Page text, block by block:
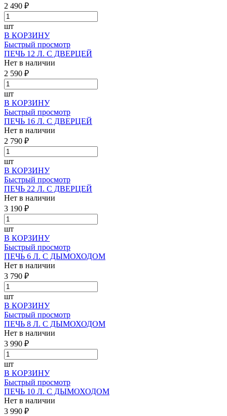
2 490 ₽
шт
В КОРЗИНУ
Быстрый просмотр
ПЕЧЬ 12 Л. С ДВЕРЦЕЙ
Нет в наличии
2 590 ₽
шт
В КОРЗИНУ
Быстрый просмотр
ПЕЧЬ 16 Л. С ДВЕРЦЕЙ
Нет в наличии
2 790 ₽
шт
В КОРЗИНУ
Быстрый просмотр
ПЕЧЬ 22 Л. С ДВЕРЦЕЙ
Нет в наличии
3 190 ₽
шт
В КОРЗИНУ
Быстрый просмотр
ПЕЧЬ 6 Л. С ДЫМОХОДОМ
Нет в наличии
3 790 ₽
шт
В КОРЗИНУ
Быстрый просмотр
ПЕЧЬ 8 Л. С ДЫМОХОДОМ
Нет в наличии
3 990 ₽
шт
В КОРЗИНУ
Быстрый просмотр
ПЕЧЬ 10 Л. С ДЫМОХОДОМ
Нет в наличии
3 990 ₽